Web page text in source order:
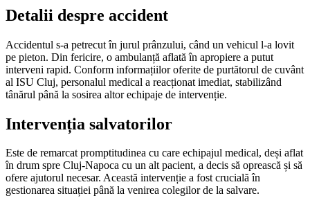
Detalii despre accident
Accidentul s-a petrecut în jurul prânzului, când un vehicul l-a lovit
pe pieton. Din fericire, o ambulanță aflată în apropiere a putut
interveni rapid. Conform informațiilor oferite de purtătorul de cuvânt
al ISU Cluj, personalul medical a reacționat imediat, stabilizând
tânărul până la sosirea altor echipaje de intervenție.
Intervenția salvatorilor
Este de remarcat promptitudinea cu care echipajul medical, deși aflat
în drum spre Cluj-Napoca cu un alt pacient, a decis să oprească și să
ofere ajutorul necesar. Această intervenție a fost crucială în
gestionarea situației până la venirea colegilor de la salvare.